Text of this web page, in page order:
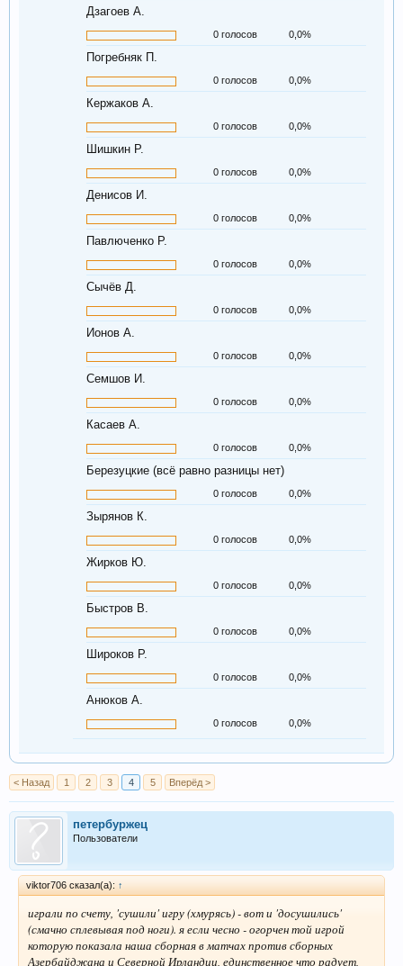
Дзагоев А.
0 голосов 0,0%
Погребняк П.
0 голосов 0,0%
Кержаков А.
0 голосов 0,0%
Шишкин Р.
0 голосов 0,0%
Денисов И.
0 голосов 0,0%
Павлюченко Р.
0 голосов 0,0%
Сычёв Д.
0 голосов 0,0%
Ионов А.
0 голосов 0,0%
Семшов И.
0 голосов 0,0%
Касаев А.
0 голосов 0,0%
Березуцкие (всё равно разницы нет)
0 голосов 0,0%
Зырянов К.
0 голосов 0,0%
Жирков Ю.
0 голосов 0,0%
Быстров В.
0 голосов 0,0%
Широков Р.
0 голосов 0,0%
Анюков А.
0 голосов 0,0%
< Назад 1 2 3 4 5 Вперёд >
петербуржец
Пользователи
viktor706 сказал(а): ↑
играли по счету, 'сушили' игру (хмурясь) - вот и 'досушились'
(смачно сплевывая под ноги). я если чесно - огорчен той игрой
которую показала наша сборная в матчах против сборных
Азербайджана и Северной Ирландии, единственное что радует,